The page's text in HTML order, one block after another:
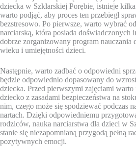
dziecka w Szklarskiej Porębie, istnieje
warto podjąć, aby proces ten przebiegł
bezstresowo. Po pierwsze, warto wybrać
narciarską, która posiada doświadczonych
dobrze zorganizowany program nauczania
wieku i umiejętności dzieci.
Następnie, warto zadbać o odpowiedni
będzie odpowiednio dopasowany do
dziecka. Przed pierwszymi zajęciami warto
dziecko z zasadami bezpieczeństwa na
nim, czego może się spodziewać podczas
nartach. Dzięki odpowiedniemu
rodziców, nauka narciarstwa dla dzieci w
stanie się niezapomnianą przygodą pełną
pozytywnych emocji.